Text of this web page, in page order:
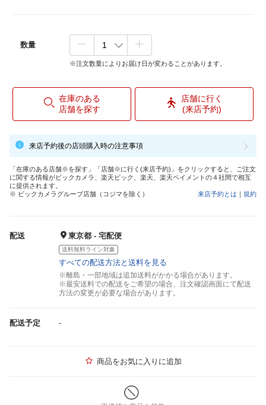
数量
※注文数量によりお届け日が変わることがあります。
在庫のある
店舗を探す
店舗に行く
(来店予約)
来店予約後の店頭購入時の注意事項
「在庫のある店舗※を探す」「店舗※に行く(来店予約)」をクリックすると、ご注文
に関する情報がビックカメラ、楽天ビック、楽天、楽天ペイメントの４社間で相互
に提供されます。
※ ビックカメラグループ店舗（コジマを除く）
来店予約とは ｜ 規約
配送 東京都 - 宅配便
送料無料ライン対象
すべての配送方法と送料を見る
※離島・一部地域は追加送料がかかる場合があります。
※最安送料での配送をご希望の場合、注文確認画面にて配送
方法の変更が必要な場合があります。
配送予定 -
商品をお気に入りに追加